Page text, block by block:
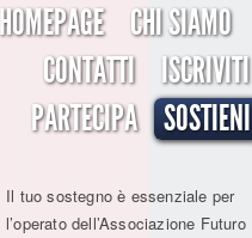
HOMEPAGE CHI SIAMO
CONTATTI
ISCRIVITI
PARTECIPA
SOSTIENI
Il tuo sostegno è essenziale per
l’operato dell’Associazione Futuro